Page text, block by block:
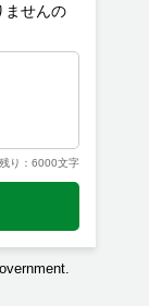
ませんの
残り：6000文字